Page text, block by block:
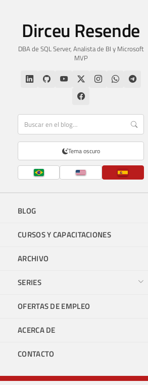
Dirceu Resende
DBA de SQL Server, Analista de BI y Microsoft
MVP
Tema oscuro
BLOG
CURSOS Y CAPACITACIONES
ARCHIVO
SERIES
OFERTAS DE EMPLEO
ACERCA DE
CONTACTO